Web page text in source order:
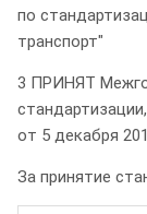
по
транспорт"
3 ПРИНЯТ
от 5 декабря
За принятие